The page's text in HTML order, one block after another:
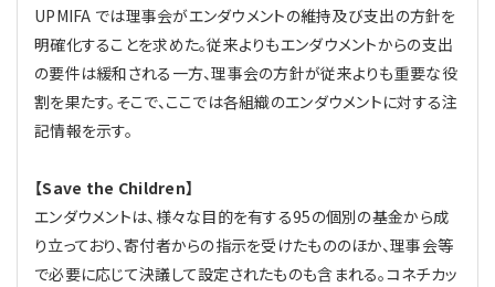
UPMIFA では理事会がエンダウメントの維持及び支出の方針を
明確化することを求めた。従来よりもエンダウメントからの支出
の要件は緩和される一方、理事会の方針が従来よりも重要な役
割を果たす。そこで、ここでは各組織のエンダウメントに対する注
記情報を示す。
【Save the Children】
エンダウメントは、様々な目的を有する95の個別の基金から成
り立っており、寄付者からの指示を受けたもののほか、理事会等
で必要に応じて決議して設定されたものも含まれる。コネチカッ